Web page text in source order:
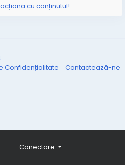
Conectare
cu conținutul!
Confidențialitate Contactează-ne